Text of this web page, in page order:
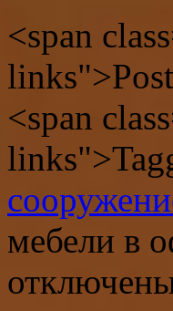
<span
<span
мебели в